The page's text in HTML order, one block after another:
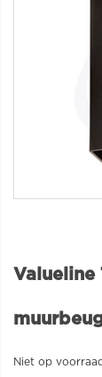
Valueline
Niet op voorraad